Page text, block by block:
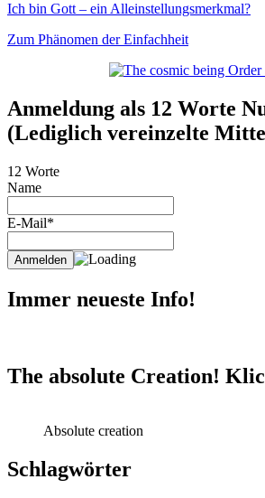
Ich bin Gott – ein Alleinstellungsmerkmal?
Zum Phänomen der Einfachheit
Anmeldung als 12 Worte
(Lediglich vereinzelte
12 Worte
Name
E-Mail*
Immer neueste Info!
The absolute Creation!
Absolute creation
Schlagwörter